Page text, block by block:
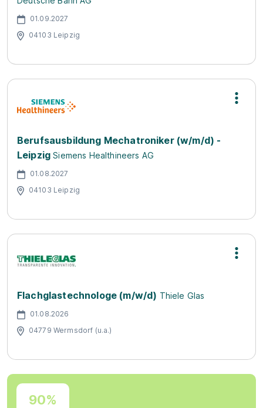
01.09.2027
04103 Leipzig
Berufsausbildung Mechatroniker (w/m/d) -
Leipzig Siemens Healthineers AG
01.08.2027
04103 Leipzig
Flachglastechnologe (m/w/d) Thiele Glas
01.08.2026
04779 Wermsdorf (u.a.)
90%